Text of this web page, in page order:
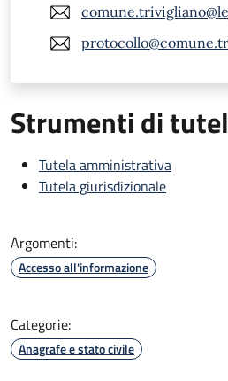
Strumenti di
Tutela amministrativa
Tutela giurisdizionale
Argomenti:
Accesso all'informazione
Categorie:
Anagrafe e stato civile